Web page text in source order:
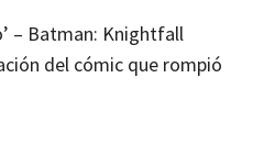
– Batman: Knightfall
del cómic que rompió